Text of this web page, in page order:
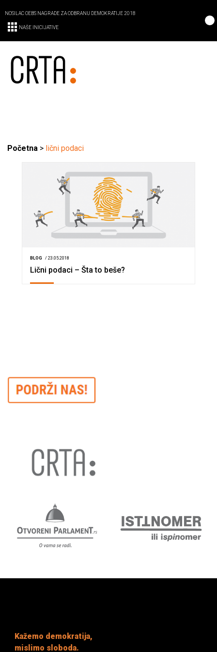
NOSILAC OEBS NAGRADE ZA ODBRANU DEMOKRATIJE 2018
NAŠE INICIJATIVE
Početna > lični podaci
BLOG / 23.05.2018
Lični podaci – Šta to beše?
Kažemo demokratija,
mislimo sloboda.